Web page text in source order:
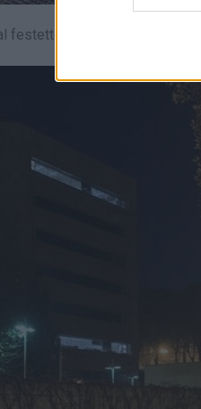
festette meg a falat.